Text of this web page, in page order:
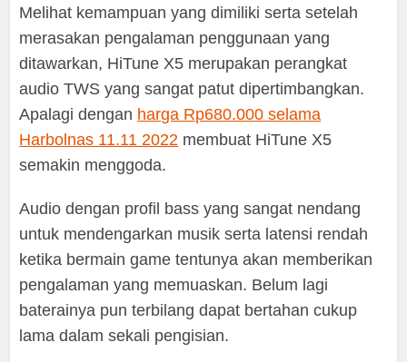
Melihat kemampuan yang dimiliki serta setelah
merasakan pengalaman penggunaan yang
ditawarkan, HiTune X5 merupakan perangkat
audio TWS yang sangat patut dipertimbangkan.
Apalagi dengan harga Rp680.000 selama
Harbolnas 11.11 2022 membuat HiTune X5
semakin menggoda.
Audio dengan profil bass yang sangat nendang
untuk mendengarkan musik serta latensi rendah
ketika bermain game tentunya akan memberikan
pengalaman yang memuaskan. Belum lagi
baterainya pun terbilang dapat bertahan cukup
lama dalam sekali pengisian.